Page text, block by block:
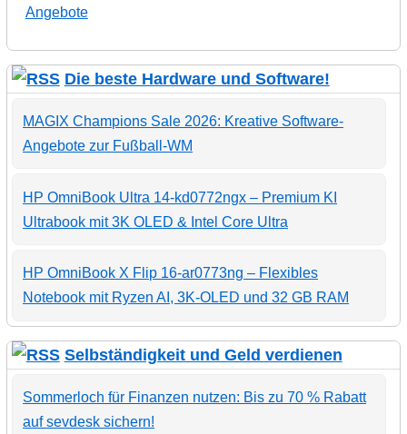
Angebote
Die beste Hardware und Software!
MAGIX Champions Sale 2026: Kreative Software-
Angebote zur Fußball-WM
HP OmniBook Ultra 14-kd0772ngx – Premium KI
Ultrabook mit 3K OLED & Intel Core Ultra
HP OmniBook X Flip 16-ar0773ng – Flexibles
Notebook mit Ryzen AI, 3K-OLED und 32 GB RAM
Selbständigkeit und Geld verdienen
Sommerloch für Finanzen nutzen: Bis zu 70 % Rabatt
auf sevdesk sichern!